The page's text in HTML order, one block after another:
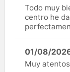
Todo muy
centro he
01/08/
Muy atentos